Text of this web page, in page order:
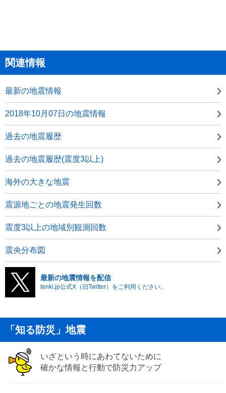
関連情報
最新の地震情報
2018年10月07日の地震情報
過去の地震履歴
過去の地震履歴(震度3以上)
海外の大きな地震
震源地ごとの地震発生回数
震度3以上の地域別観測回数
震央分布図
最新の地震情報を配信
tenki.jp公式X（旧Twitter）をご利用ください。
「知る防災」地震
いざという時にあわてないために
確かな情報と行動で防災力アップ